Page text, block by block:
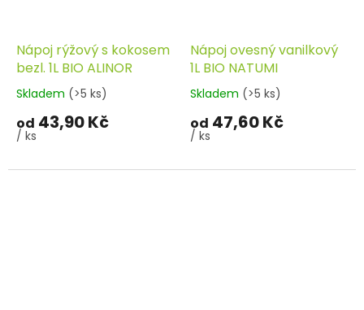
Nápoj rýžový s kokosem
bezl. 1L BIO ALINOR
Skladem (>5 ks)
od 43,90 Kč
/ ks
Nápoj ovesný vanilkový
1L BIO NATUMI
Skladem (>5 ks)
od 47,60 Kč
/ ks